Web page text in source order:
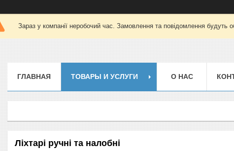
Зараз у компанії неробочий час. Замовлення та повідомлення будуть
ГЛАВНАЯ ТОВАРЫ И УСЛУГИ О НАС
Ліхтарі ручні та налобні